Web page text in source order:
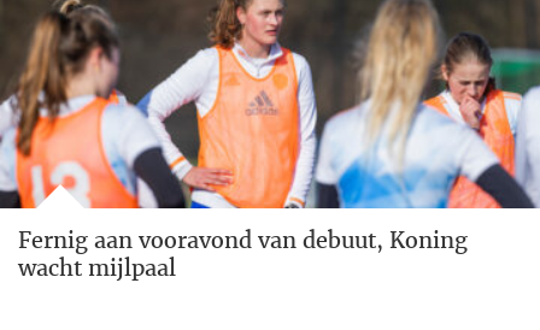
Fernig aan vooravond van debuut, Koning
wacht mijlpaal